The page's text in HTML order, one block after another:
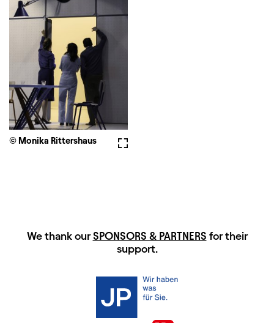
Fullscreen
© Monika Rittershaus
HAUPTSPONSOREN
We thank ourSPONSORS & PARTNERS for their
support.